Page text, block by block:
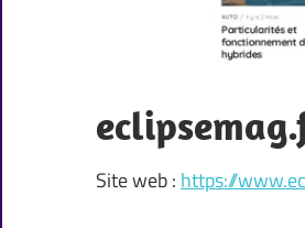
Site web : https://